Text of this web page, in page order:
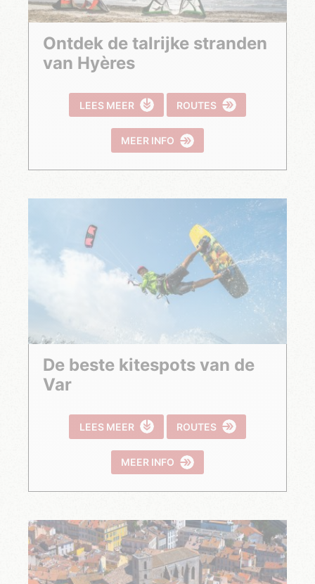
Ontdek de talrijke stranden
van Hyères
LEES MEER ROUTES
MEER INFO
De beste kitespots van de
Var
LEES MEER ROUTES
MEER INFO